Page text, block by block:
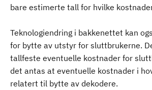
bare estimerte tall for hvilke
Teknologiendring i bakkenettet kan
for bytte av utstyr for sluttbrukerne.
tallfeste eventuelle kostnader for
det antas at eventuelle kostnader i
relatert til bytte av dekodere.